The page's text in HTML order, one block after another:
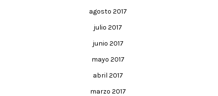
agosto 2017
julio 2017
junio 2017
mayo 2017
abril 2017
marzo 2017